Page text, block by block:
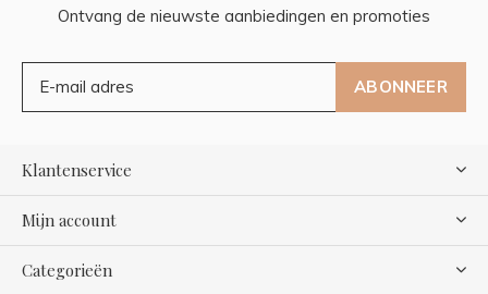
Ontvang de nieuwste aanbiedingen en promoties
ABONNEER
Klantenservice
Mijn account
Categorieën